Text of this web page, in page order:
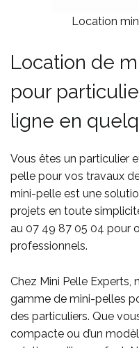
Location
Location de
pour
ligne en
Vous êtes un particulier
pelle pour vos travaux
mini-pelle est une
projets en toute
au 07 49 87 05 04 pour
professionnels.
Chez Mini Pelle Experts,
gamme de mini-pelles
des particuliers. Que
compacte ou d’un